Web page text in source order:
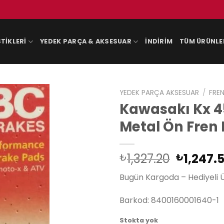
YEDEK PARÇA & AKSESUAR İNDIRIM TÜM
YEDEK PARÇA AKSESUAR /
Kawasakı Kx
Metal Ön Fren
₺1,327.20 Orijinal
fiyat:
₺
Bugün Kargoda – Hediyeli
Barkod: 8400160001640-1
Stokta yok